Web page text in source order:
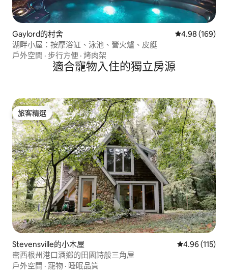
Gaylord的村舍 從 169 則評價
4.98 (169)
湖畔小屋：按摩浴缸、泳池、營火爐、皮艇
戶外空間 · 步行方便 · 烤肉架
適合寵物入住的獨立房源
旅客精選
旅客精選
Stevensville的小木屋 從 115 則評價
4.96 (115)
密西根州港口酒鄉的田園詩般三角屋
戶外空間 · 寵物 · 睡眠品質